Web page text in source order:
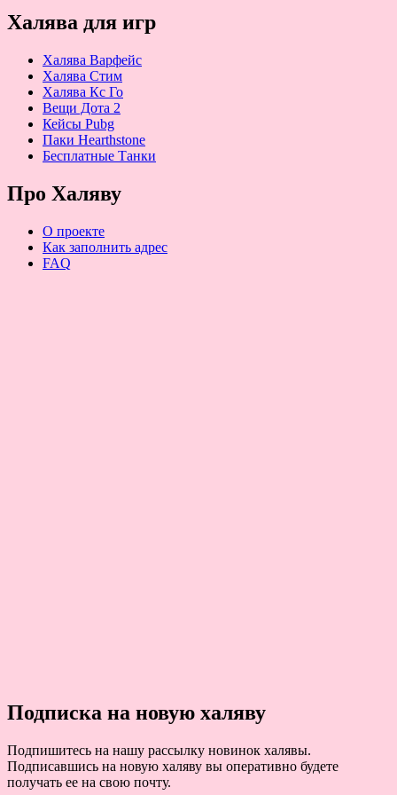
Халява для игр
Халява Варфейс
Халява Стим
Халява Кс Го
Вещи Дота 2
Кейсы Pubg
Паки Hearthstone
Бесплатные Танки
Про Халяву
О проекте
Как заполнить адрес
FAQ
Подписка на новую халяву
Подпишитесь на нашу рассылку новинок халявы.
Подписавшись на новую халяву вы оперативно будете
получать ее на свою почту.